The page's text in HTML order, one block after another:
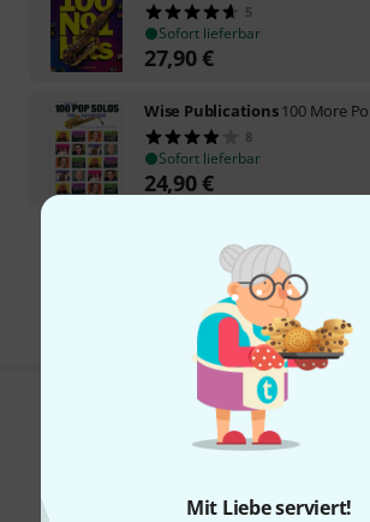
Mit Liebe serviert!
5
Sofort lieferbar
27,90€
Wise Publications100 More
8
Sofort lieferbar
24,90€
Kostenloser Versand ab 29 €
Alle Preise inkl. MwSt.
Gefällt Ihnen, was Sie